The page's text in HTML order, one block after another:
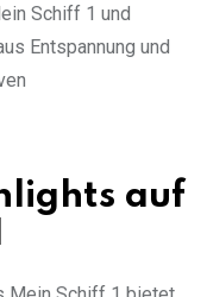
Schiff 1 und
Entspannung und
auf